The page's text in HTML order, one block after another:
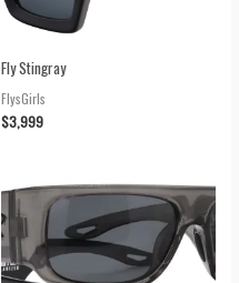
Fly Stingray
FlysGirls
$3,999